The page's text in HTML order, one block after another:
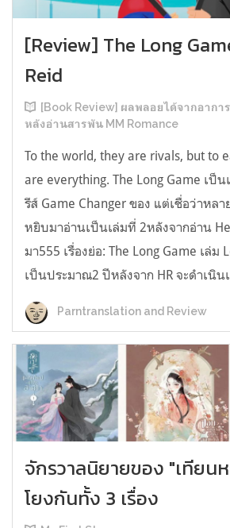
[Review] The Long
Reid
[Book Review] ผลพลอยได้จากอากา
หลังอ่านสารพัน MM Romance
To the world, they are rivals, but to
are everything. The Long Game เป็
รีส์ Game Changer ของ แต่เชื่อว่าหลา
หยิบมาอ่านเป็นเล่มที่ 2หลังจากอ่าน
มา555 เรื่องย่อ: The Long Game เล่ม
เป็นประมาณ2 ปีหลังจาก HR จะดำเนิน
Parntranslation and Review
จักรวาลนิยายของ "เทียน
โยงกันทั้ง 3 เรื่อง